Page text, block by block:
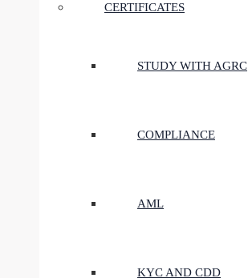
CERTIFICATES
STUDY WITH AGRC
COMPLIANCE
AML
KYC AND CDD